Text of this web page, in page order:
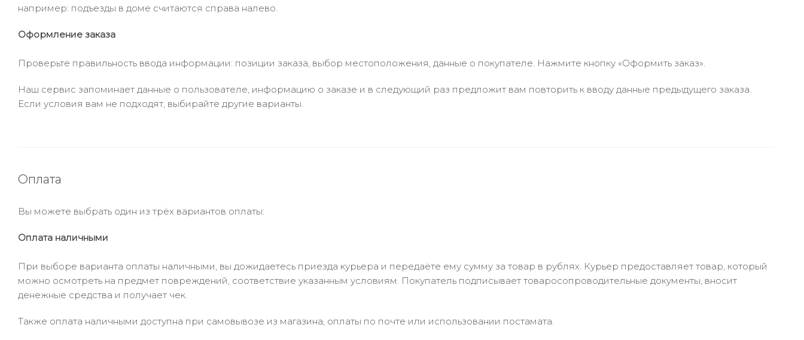
например: подъезды в доме считаются справа налево.
Оформление заказа
Проверьте правильность ввода информации: позиции заказа, выбор местоположения, данные о покупателе. Нажмите кнопку «Оформить заказ».
Наш сервис запоминает данные о пользователе, информацию о заказе и в следующий раз предложит вам повторить к вводу данные предыдущего заказа.
Если условия вам не подходят, выбирайте другие варианты.
Оплата
Вы можете выбрать один из трёх вариантов оплаты:
Оплата наличными
При выборе варианта оплаты наличными, вы дожидаетесь приезда курьера и передаёте ему сумму за товар в рублях. Курьер предоставляет товар, который
можно осмотреть на предмет повреждений, соответствие указанным условиям. Покупатель подписывает товаросопроводительные документы, вносит
денежные средства и получает чек.
Также оплата наличными доступна при самовывозе из магазина, оплаты по почте или использовании постамата.